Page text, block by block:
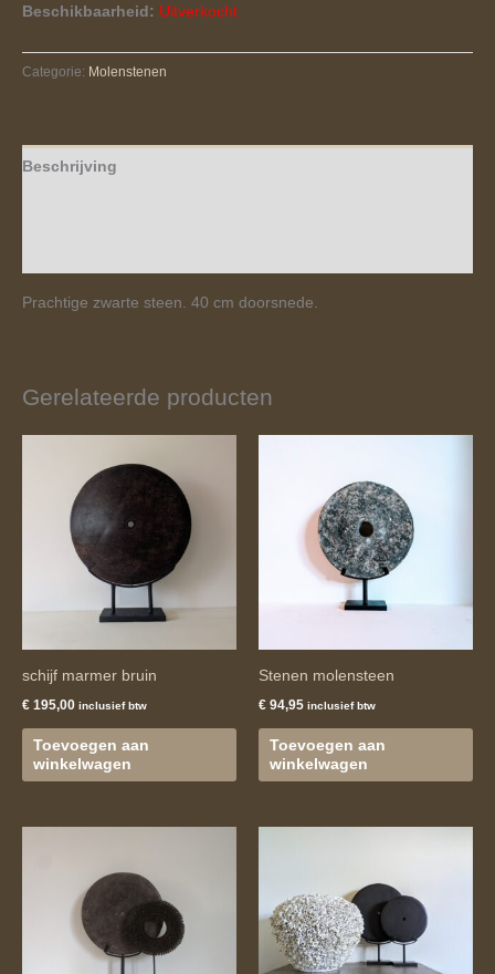
Beschikbaarheid: Uitverkocht
Categorie: Molenstenen
Beschrijving
Prachtige zwarte steen. 40 cm doorsnede.
Gerelateerde producten
schijf marmer bruin
€ 195,00 inclusief btw
Toevoegen aan
winkelwagen
Stenen molensteen
€ 94,95 inclusief btw
Toevoegen aan
winkelwagen